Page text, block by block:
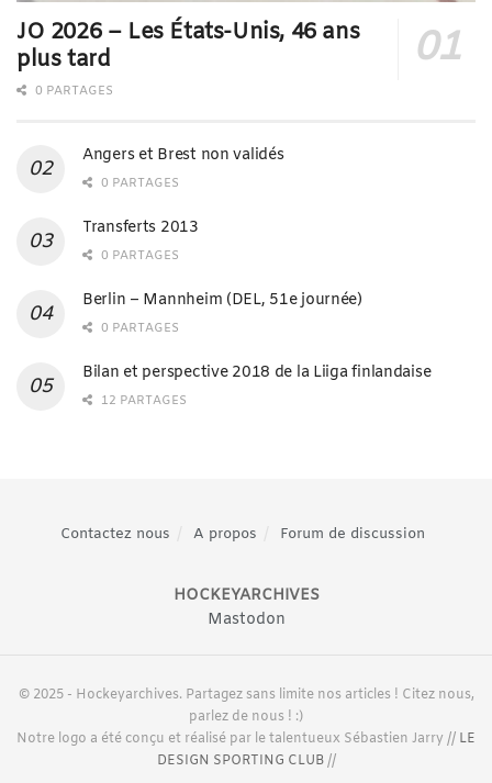
JO 2026 – Les États-Unis, 46 ans
plus tard
0 PARTAGES
Angers et Brest non validés
0 PARTAGES
Transferts 2013
0 PARTAGES
Berlin – Mannheim (DEL, 51e journée)
0 PARTAGES
Bilan et perspective 2018 de la Liiga finlandaise
12 PARTAGES
Contactez nous A propos Forum de discussion
HOCKEYARCHIVES
Mastodon
© 2025 - Hockeyarchives. Partagez sans limite nos articles ! Citez nous,
parlez de nous ! :)
Notre logo a été conçu et réalisé par le talentueux Sébastien Jarry // LE
DESIGN SPORTING CLUB//